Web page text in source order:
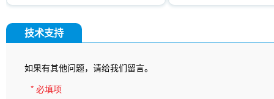
技术支持
如果有其他问题，请给我们留言。
* 必填项